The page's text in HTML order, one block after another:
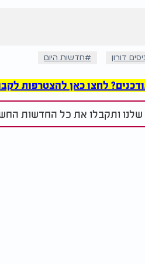
ניסים דורון חדשות היום
לחצו כאן להצטרפות לקבוצות
שלנו ותקבלו את כל החדשות